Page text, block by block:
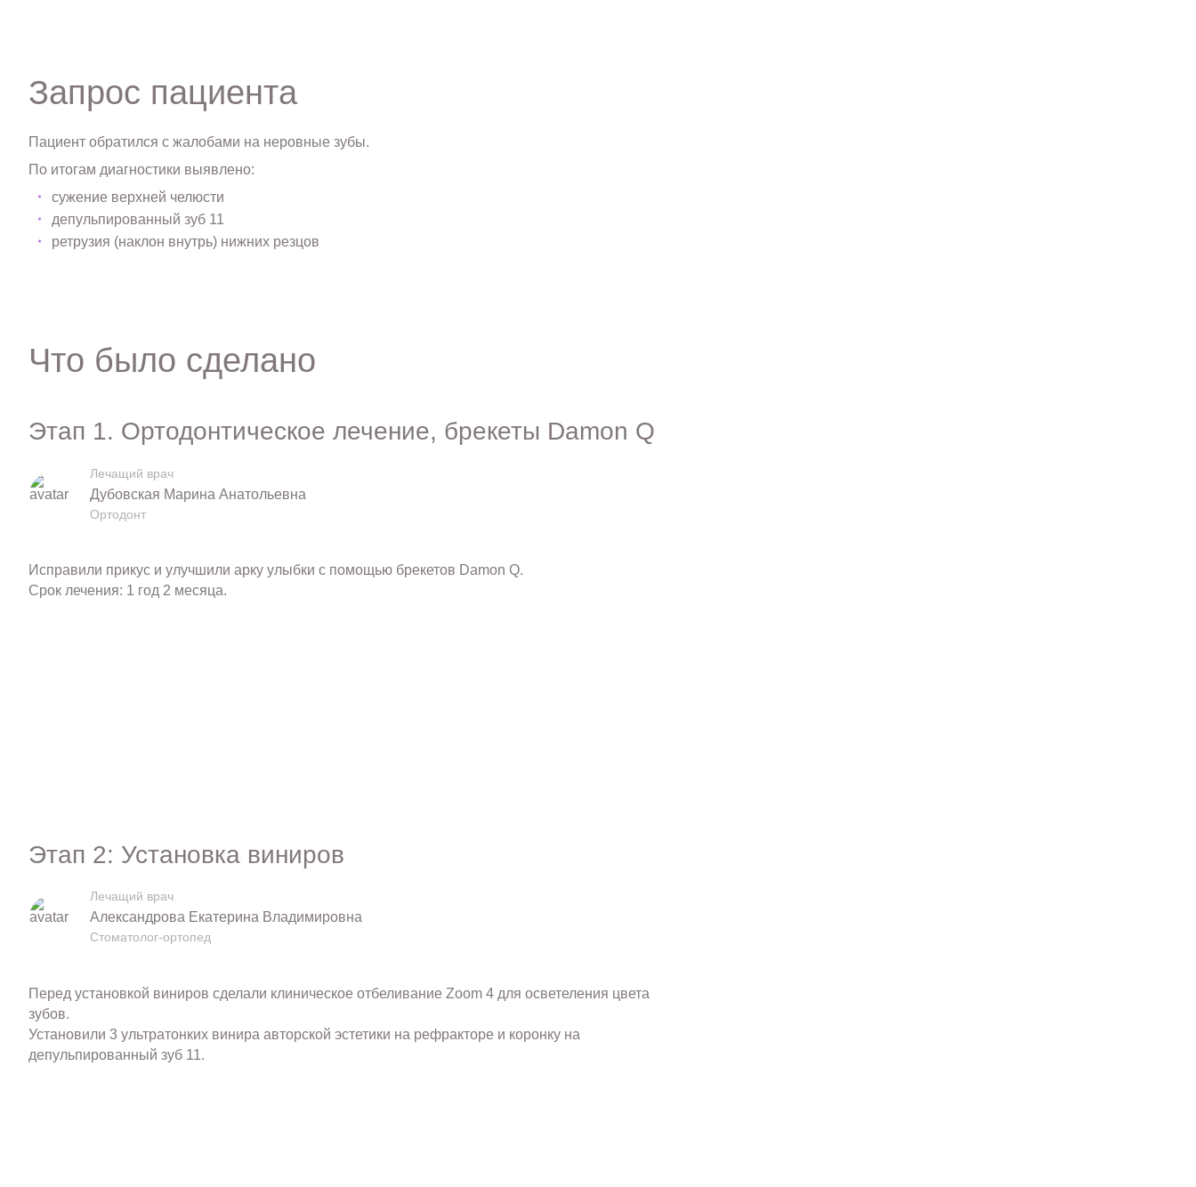
Запрос пациента
Пациент обратился с жалобами на неровные зубы.
По итогам диагностики выявлено:
сужение верхней челюсти
депульпированный зуб 11
ретрузия (наклон внутрь) нижних резцов
Что было сделано
Этап 1. Ортодонтическое лечение, брекеты Damon Q
Лечащий врач
Дубовская Марина Анатольевна
Ортодонт
Исправили прикус и улучшили арку улыбки с помощью брекетов Damon Q.
Срок лечения: 1 год 2 месяца.
Этап 2: Установка виниров
Лечащий врач
Александрова Екатерина Владимировна
Стоматолог-ортопед
Перед установкой виниров сделали клиническое отбеливание Zoom 4 для осветеления цвета
зубов.
Установили 3 ультратонких винира авторской эстетики на рефракторе и коронку на
депульпированный зуб 11.